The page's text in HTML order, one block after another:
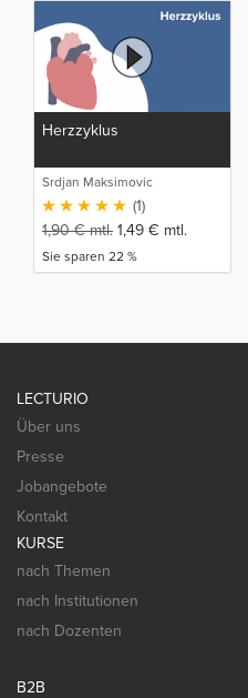
Herzzyklus
Srdjan Maksimovic
(1)
1,90€mtl. 1,49 € mtl.
Sie sparen 22 %
LECTURIO
Über uns
Presse
Jobangebote
Kontakt
KURSE
nach Themen
nach Institutionen
nach Dozenten
B2B